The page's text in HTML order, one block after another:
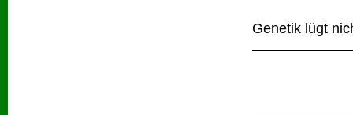
Genetik lügt